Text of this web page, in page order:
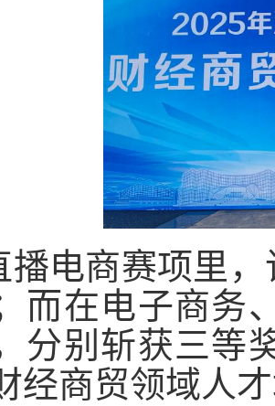
播电商赛项里
而在电子商务
分别斩获三等
经商贸领域人